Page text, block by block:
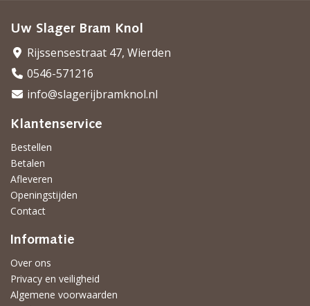
Uw Slager Bram Knol
Rijssensestraat 47, Wierden
0546-571216
info@slagerijbramknol.nl
Klantenservice
Bestellen
Betalen
Afleveren
Openingstijden
Contact
Informatie
Over ons
Privacy en veiligheid
Algemene voorwaarden